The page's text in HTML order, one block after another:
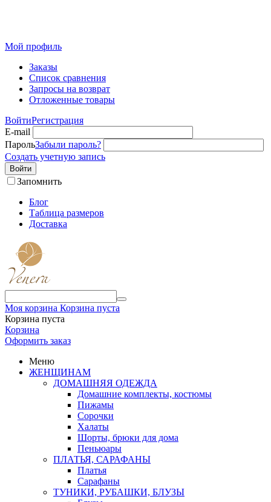
Мой профиль
Заказы
Список сравнения
Запросы на возврат
Отложенные товары
ВойтиРегистрация
E-mail
ПарольЗабыли пароль?
Создать учетную запись
Войти
Запомнить
Блог
Таблица размеров
Доставка
Моя корзина Корзина пуста
Корзина пуста
Корзина
Оформить заказ
Меню
ЖЕНЩИНАМ
ДОМАШНЯЯ ОДЕЖДА
Домашние комплекты, костюмы
Пижамы
Сорочки
Халаты
Шорты, брюки для дома
Пеньюары
ПЛАТЬЯ, САРАФАНЫ
Платья
Сарафаны
ТУНИКИ, РУБАШКИ, БЛУЗЫ